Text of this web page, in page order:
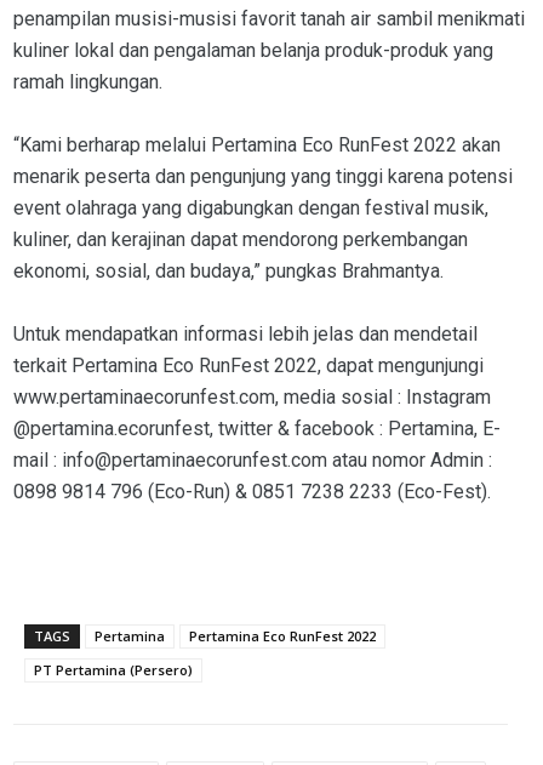
penampilan musisi-musisi favorit tanah air sambil menikmati
kuliner lokal dan pengalaman belanja produk-produk yang
ramah lingkungan.
“Kami berharap melalui Pertamina Eco RunFest 2022 akan
menarik peserta dan pengunjung yang tinggi karena potensi
event olahraga yang digabungkan dengan festival musik,
kuliner, dan kerajinan dapat mendorong perkembangan
ekonomi, sosial, dan budaya,” pungkas Brahmantya.
Untuk mendapatkan informasi lebih jelas dan mendetail
terkait Pertamina Eco RunFest 2022, dapat mengunjungi
www.pertaminaecorunfest.com, media sosial : Instagram
@pertamina.ecorunfest, twitter & facebook : Pertamina, E-
mail : info@pertaminaecorunfest.com atau nomor Admin :
0898 9814 796 (Eco-Run) & 0851 7238 2233 (Eco-Fest).
TAGS Pertamina
Pertamina Eco RunFest 2022
PT Pertamina (Persero)